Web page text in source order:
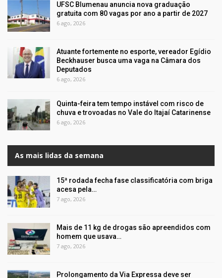
UFSC Blumenau anuncia nova graduação
gratuita com 80 vagas por ano a partir de 2027
6 ago, 2026
Atuante fortemente no esporte, vereador Egídio
Beckhauser busca uma vaga na Câmara dos
Deputados
6 ago, 2026
Quinta-feira tem tempo instável com risco de
chuva e trovoadas no Vale do Itajaí Catarinense
6 ago, 2026
As mais lidas da semana
15ª rodada fecha fase classificatória com briga
acesa pela…
7 ago, 2026
Mais de 11 kg de drogas são apreendidos com
homem que usava…
7 ago, 2026
Prolongamento da Via Expressa deve ser